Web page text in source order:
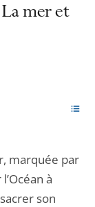
mer et
marquée par
à
son